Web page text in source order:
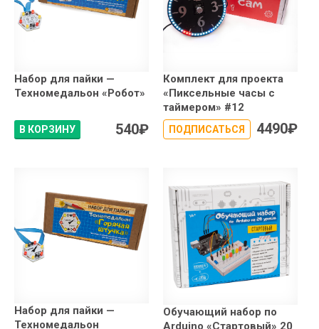
Набор для пайки —
Техномедальон «Робот»
В КОРЗИНУ 540₽
Комплект для проекта
«Пиксельные часы с
таймером» #12
ПОДПИСАТЬСЯ 4490₽
Набор для пайки —
Техномедальон
Обучающий набор по
Arduino «Стартовый» 20